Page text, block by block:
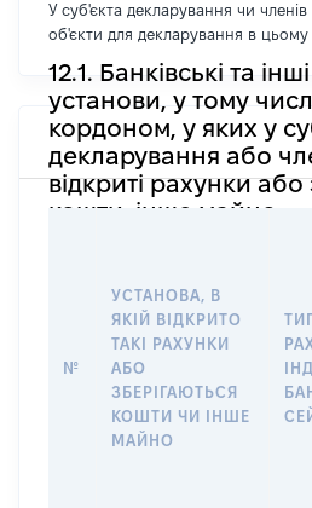
У суб'єкта декларування чи членів
об'єкти для декларування в цьому
12.1. Банківські та
установи, у тому
кордоном, у яких у
декларування або
відкриті рахунки або
кошти, інше майно
№
УСТАНОВА, В
ЯКІЙ ВІДКРИТО
ТАКІ РАХУНКИ
АБО
ЗБЕРІГАЮТЬСЯ
КОШТИ ЧИ ІНШЕ
МАЙНО